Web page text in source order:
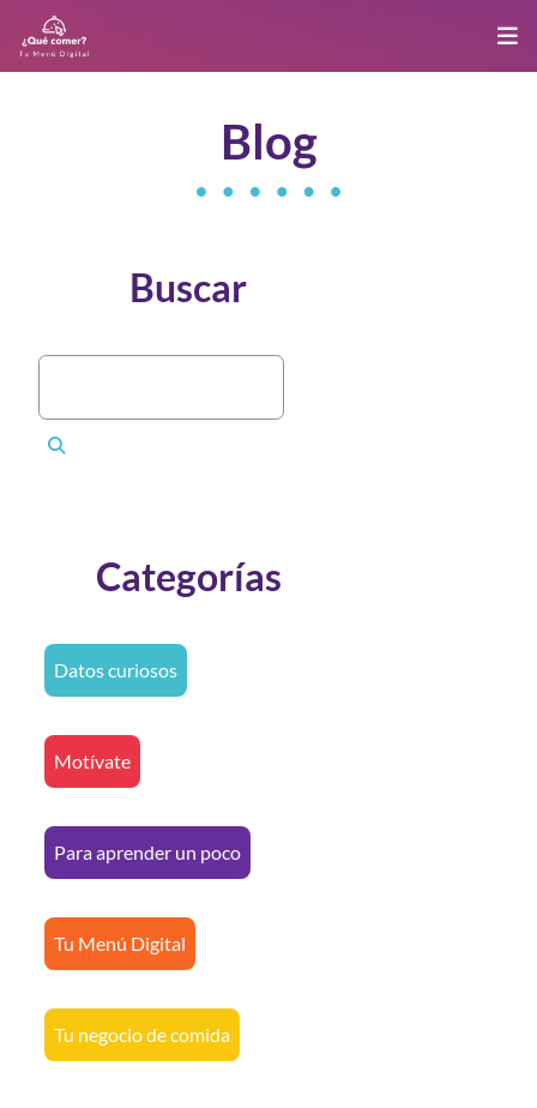
Blog
Buscar
Categorías
Datos curiosos
Motívate
Para aprender un poco
Tu Menú Digital
Tu negocio de comida